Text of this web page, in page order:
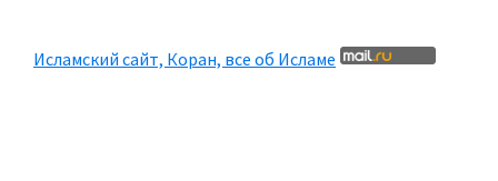
Исламский сайт, Коран, все об Исламе